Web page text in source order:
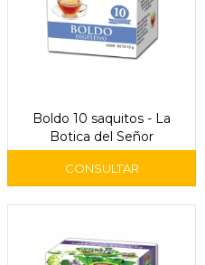
Boldo 10 saquitos - La
Botica del Señor